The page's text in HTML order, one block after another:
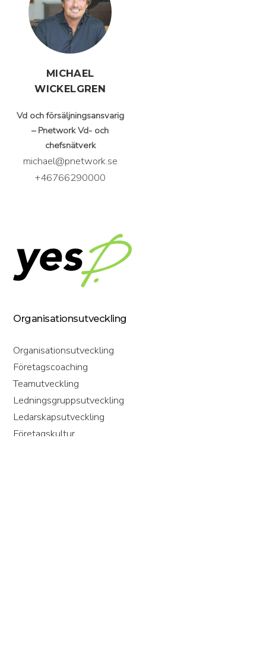
MICHAEL
WICKELGREN
Vd och försäljningsansvarig
– Pnetwork Vd- och
chefsnätverk
michael@pnetwork.se
+46766290000
Organisationsutveckling
Organisationsutveckling
Företagscoaching
Teamutveckling
Ledningsgruppsutveckling
Ledarskapsutveckling
Företagskultur